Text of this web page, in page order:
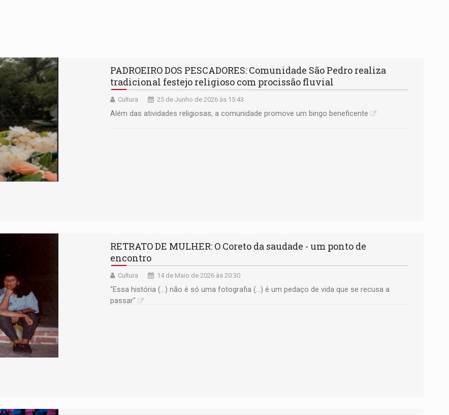
PADROEIRO DOS PESCADORES: Comunidade São Pedro realiza
tradicional festejo religioso com procissão fluvial
Cultura 25 de Junho de 2026 às 15:43
Além das atividades religiosas, a comunidade promove um bingo beneficente
RETRATO DE MULHER: O Coreto da saudade - um ponto de
encontro
Cultura 14 de Maio de 2026 às 20:30
"Essa história (...) não é só uma fotografia (...) é um pedaço de vida que se recusa a
passar"